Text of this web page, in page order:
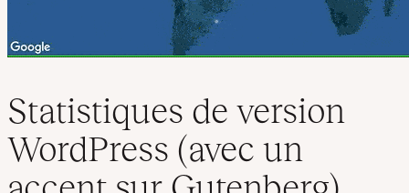
Statistiques de version
WordPress (avec un